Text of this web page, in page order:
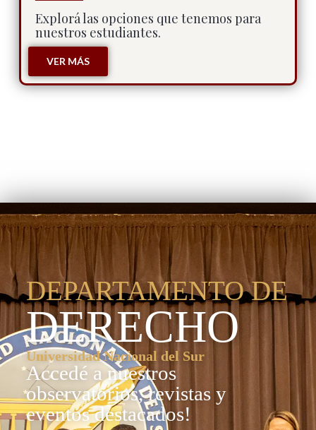
Explorá las opciones que tenemos para
nuestros estudiantes.
VER MÁS
Derecho
DEPARTAMENTO DE
DERECHO
Universidad Nacional del Sur
Accedé a nuestros
observatorios, revistas y
eventos destacados!